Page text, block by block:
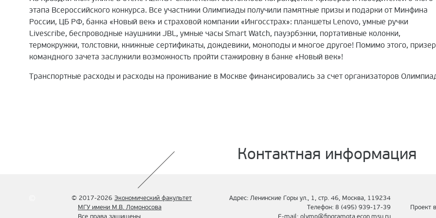
этапа Всероссийского конкурса. Все участники Олимпиады получили памятные призы и подарки от Минфина
России, ЦБ РФ, банка «Новый век» и страховой компании «Ингосстрах»: планшеты Lenovo, умные ручки
Livescribe, беспроводные наушники JBL, умные часы Smart Watch, пауэрбэнки, портативные колонки,
термокружки, толстовки, книжные сертификаты, дождевики, моноподы и многое другое! Помимо этого,
командного зачета заслужили возможность пройти стажировку в банке «Новый век»!
Транспортные расходы и расходы на проживание в Москве финансировались за счет организаторов
Контактная информация
© 2017-2026Экономический факультет
МГУ имени М.В. Ломоносова
Адрес: Ленинские Горы ул., 1, стр. 46, Москва, 119234
Телефон: 8 (495) 939-17-39
Проект